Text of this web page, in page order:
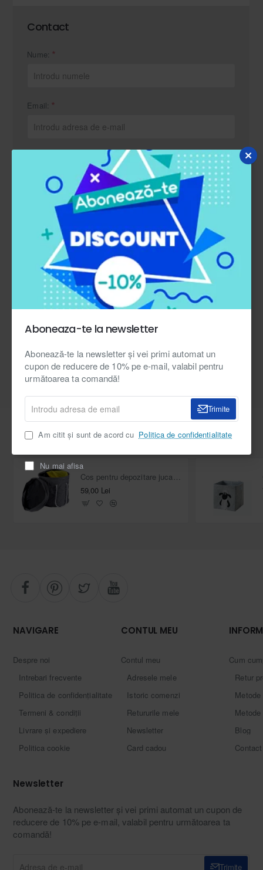
Aboneaza-te la newsletter
Abonează-te la newsletter și vei primi automat un
cupon de reducere de 10% pe e-mail, valabil pentru
următoarea ta comandă!
Introdu
adresa
de
email
Trimite
Am citit și sunt de acord cu Politica de confidentialitate
Nu mai afisa
Contact
Nume:
Email:
Introduceți codul în caseta de mai jos
Am citit și sunt de acord cu Politica de
confidentialitate
Cele mai văzute
Cos pentru depozitare jucarii cu covoras de joaca 2 în 1
59,00 Lei
NAVIGARE
Despre noi
Intrebari frecvente
Politica de confidențialitate
Termeni & condiții
Livrare și expediere
Politica cookie
CONTUL MEU
Contul meu
Adresele mele
Istoric comenzi
Retururile mele
Newsletter
Card cadou
Cum
Retur
Blog
Contact
Newsletter
Abonează-te la newsletter și vei primi automat un cupon de
reducere de 10% pe e-mail, valabil pentru următoarea ta
comandă!
Trimite